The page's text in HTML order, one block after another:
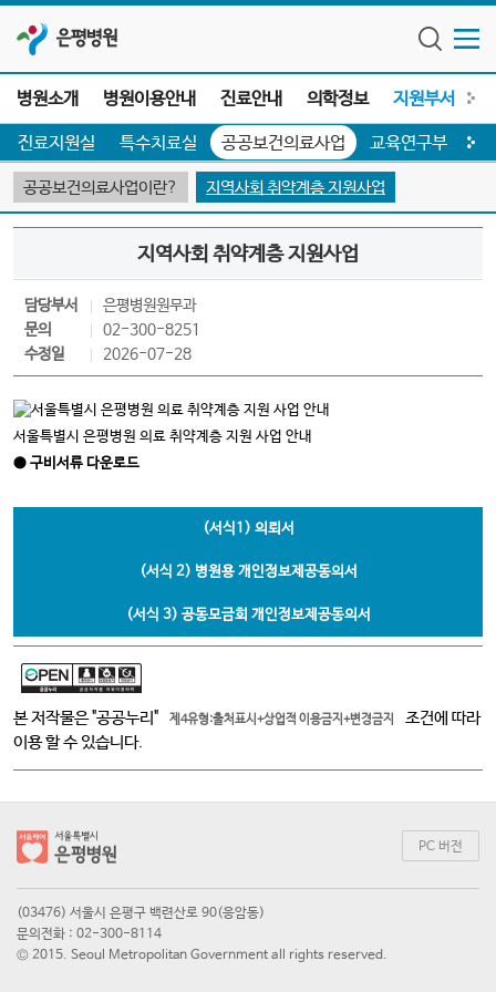
은평병원
병원소개 병원이용안내 진료안내 의학정보 지원부서
진료지원실 특수치료실 공공보건의료사업 교육연구부
공공보건의료사업이란? 지역사회 취약계층 지원사업
지역사회 취약계층 지원사업
담당부서 은평병원원무과
문의
02-300-8251
수정일
2026-07-28
서울특별시 은평병원 의료 취약계층 지원 사업 안내
● 구비서류 다운로드
(서식1) 의뢰서
(서식 2) 병원용 개인정보제공동의서
(서식 3) 공동모금회 개인정보제공동의서
본 저작물은 "공공누리" 제4유형:출처표시+상업적 이용금지+변경금지
조건에 따라
이용 할 수 있습니다.
PC 버전
(03476) 서울시 은평구 백련산로 90(응암동)
문의전화 : 02-300-8114
© 2015. Seoul Metropolitan Government all rights reserved.